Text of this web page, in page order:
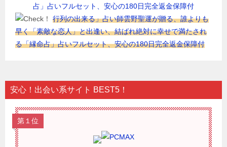
行列の出来る」占い師雲野聖運が贈る、誰よりも
早く「素敵な恋人」と出逢い、結ばれ絶対に幸せで満たされ
る「縁命占」占いフルセット、安心の180日完全返金保障付
安心！出会い系サイト BEST5！
第１位